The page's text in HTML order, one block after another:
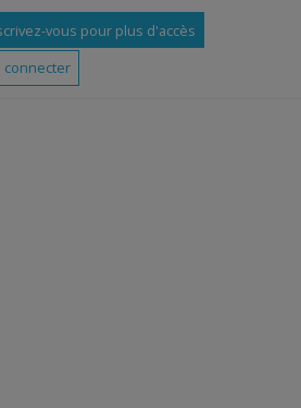
vous pour plus d'accès
connecter